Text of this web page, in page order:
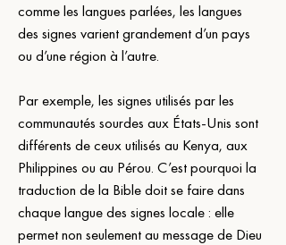
comme les langues parlées, les langues
des signes varient grandement d’un pays
ou d’une région à l’autre.
Par exemple, les signes utilisés par les
communautés sourdes aux États-Unis sont
différents de ceux utilisés au Kenya, aux
Philippines ou au Pérou. C’est pourquoi la
traduction de la Bible doit se faire dans
chaque langue des signes locale : elle
permet non seulement au message de Dieu